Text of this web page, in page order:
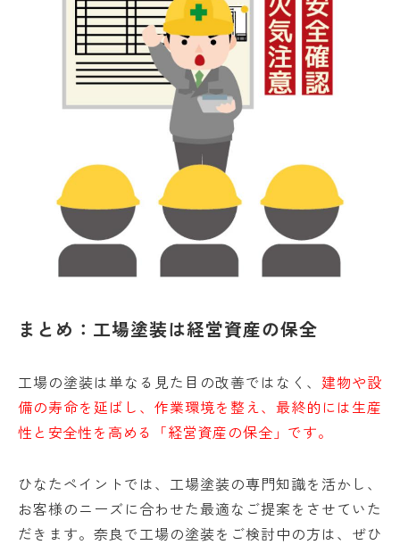
まとめ：工場塗装は経営資産の保全
工場の塗装は単なる見た目の改善ではなく、 建物や設
備の寿命を延ばし、作業環境を整え、最終的には生産
性と安全性を高める「経営資産の保全」です。
ひなたペイントでは、工場塗装の専門知識を活かし、
お客様のニーズに合わせた最適なご提案をさせていた
だきます。奈良で工場の塗装をご検討中の方は、ぜひ